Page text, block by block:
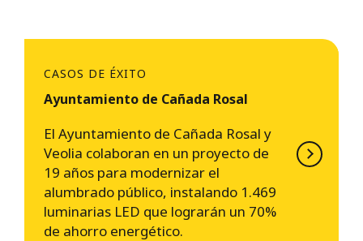
CASOS DE ÉXITO
Ayuntamiento de Cañada Rosal
El Ayuntamiento de Cañada Rosal y
Veolia colaboran en un proyecto de
19 años para modernizar el
alumbrado público, instalando 1.469
luminarias LED que lograrán un 70%
de ahorro energético.